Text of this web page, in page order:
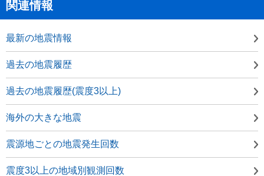
関連情報
最新の地震情報
過去の地震履歴
過去の地震履歴(震度3以上)
海外の大きな地震
震源地ごとの地震発生回数
震度3以上の地域別観測回数